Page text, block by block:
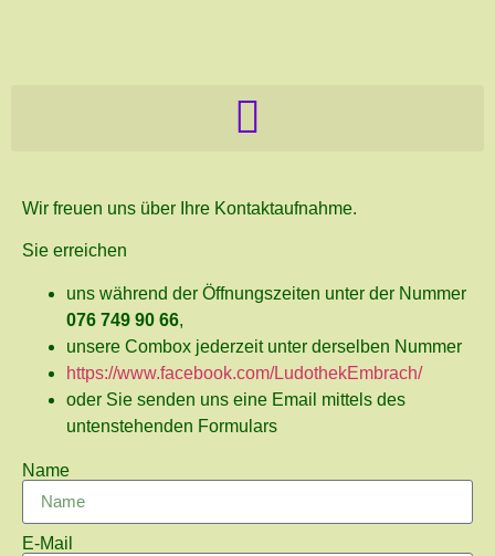
Wir freuen uns über Ihre Kontaktaufnahme.
Sie erreichen
uns während der Öffnungszeiten unter der Nummer
076 749 90 66,
unsere Combox jederzeit unter derselben Nummer
https://www.facebook.com/LudothekEmbrach/
oder Sie senden uns eine Email mittels des
untenstehenden Formulars
Name
E-Mail